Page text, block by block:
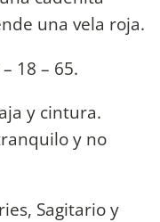
una vela roja.
18 – 65.
y cintura.
y no
Sagitario y